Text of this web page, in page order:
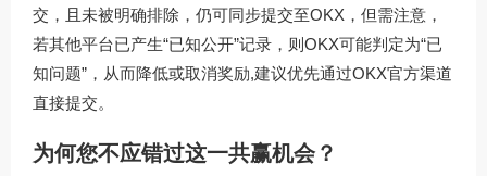
交，且未被明确排除，仍可同步提交至OKX，但需注意，
若其他平台已产生“已知公开”记录，则OKX可能判定为“已
知问题”，从而降低或取消奖励,建议优先通过OKX官方渠道
直接提交。
为何您不应错过这一共赢机会？